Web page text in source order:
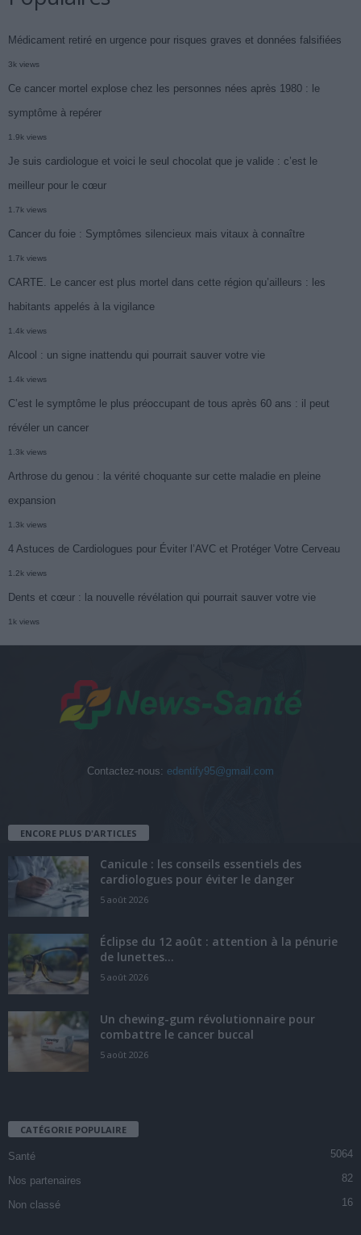
Médicament retiré en urgence pour risques graves et données falsifiées
3k views
Ce cancer mortel explose chez les personnes nées après 1980 : le
symptôme à repérer
1.9k views
Je suis cardiologue et voici le seul chocolat que je valide : c’est le
meilleur pour le cœur
1.7k views
Cancer du foie : Symptômes silencieux mais vitaux à connaître
1.7k views
CARTE. Le cancer est plus mortel dans cette région qu’ailleurs : les
habitants appelés à la vigilance
1.4k views
Alcool : un signe inattendu qui pourrait sauver votre vie
1.4k views
C’est le symptôme le plus préoccupant de tous après 60 ans : il peut
révéler un cancer
1.3k views
Arthrose du genou : la vérité choquante sur cette maladie en pleine
expansion
1.3k views
4 Astuces de Cardiologues pour Éviter l’AVC et Protéger Votre Cerveau
1.2k views
Dents et cœur : la nouvelle révélation qui pourrait sauver votre vie
1k views
Contactez-nous: edentify95@gmail.com
ENCORE PLUS D'ARTICLES
Canicule : les conseils essentiels des
cardiologues pour éviter le danger
5 août 2026
Éclipse du 12 août : attention à la pénurie
de lunettes...
5 août 2026
Un chewing-gum révolutionnaire pour
combattre le cancer buccal
5 août 2026
CATÉGORIE POPULAIRE
Santé 5064
Nos partenaires 82
Non classé 16